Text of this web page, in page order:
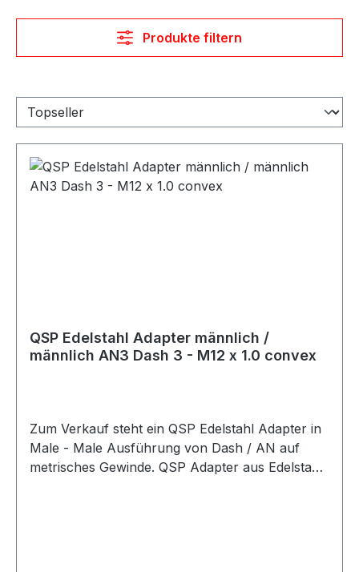
Produkte filtern
QSP Edelstahl Adapter männlich /
männlich AN3 Dash 3 - M12 x 1.0 convex
Zum Verkauf steht ein QSP Edelstahl Adapter in
Male - Male Ausführung von Dash / AN auf
metrisches Gewinde. QSP Adapter aus Edelstahl